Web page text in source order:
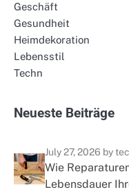
Geschäft
Gesundheit
Heimdekoration
Lebensstil
Techn
Neueste Beiträge
July 27, 2026 by
Wie
Lebensdauer